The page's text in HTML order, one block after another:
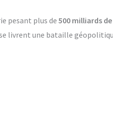
pesant plus de500 milliards
livrent une bataille